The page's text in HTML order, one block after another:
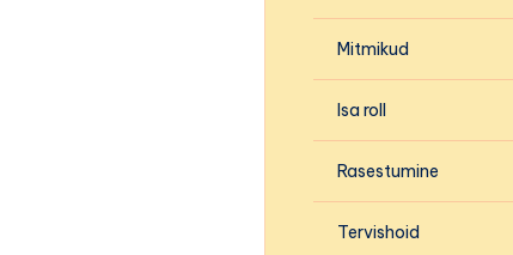
Mitmikud
Isa roll
Rasestumine
Tervishoid